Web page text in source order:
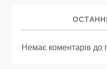
Немає коментарів до